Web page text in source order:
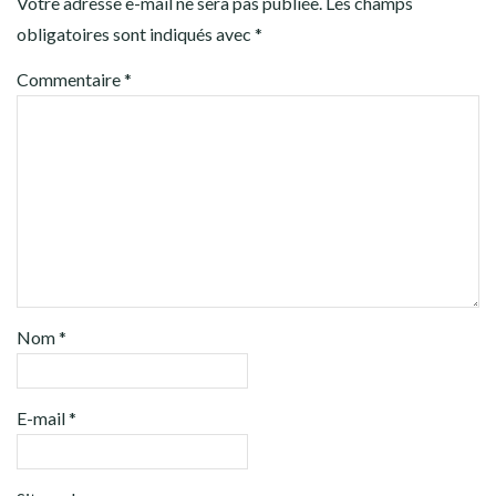
obligatoires sont indiqués avec *
Commentaire*
Nom*
E-mail*